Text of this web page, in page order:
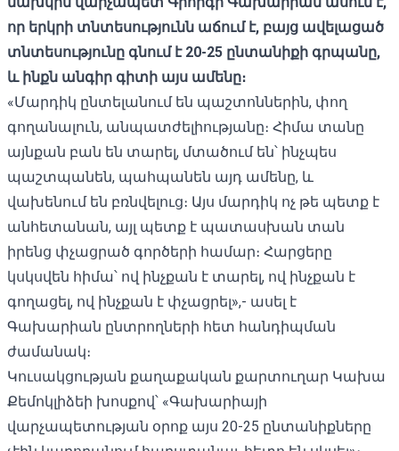
որ երկրի տնտեսությունն աճում է, բայց ավելացած
տնտեսությունը գնում է 20-25 ընտանիքի գրպանը,
և ինքն անգիր գիտի այս ամենը։
«Մարդիկ ընտելանում են պաշտոններին, փող
գողանալուն, անպատժելիությանը։ Հիմա տանը
այնքան բան են տարել, մտածում են՝ ինչպես
պաշտպանեն, պահպանեն այդ ամենը, և
վախենում են բռնվելուց։ Այս մարդիկ ոչ թե պետք է
անհետանան, այլ պետք է պատասխան տան
իրենց փչացրած գործերի համար։ Հարցերը
կսկսվեն հիմա՝ ով ինչքան է տարել, ով ինչքան է
գողացել, ով ինչքան է փչացրել»,- ասել է
Գախարիան ընտրողների հետ հանդիպման
ժամանակ։
Կուսակցության քաղաքական քարտուղար Կախա
Քեմոկլիձեի խոսքով՝ «Գախարիայի
վարչապետության օրոք այս 20-25 ընտանիքները